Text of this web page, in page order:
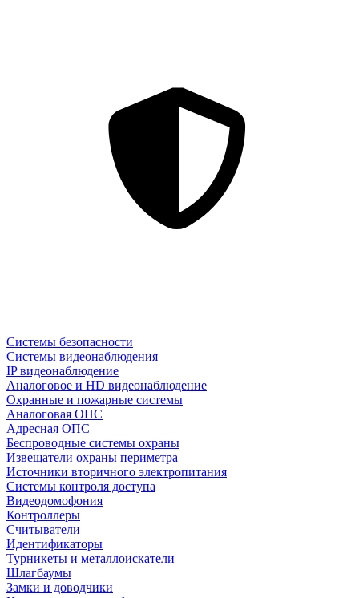
Системы безопасности
Системы видеонаблюдения
IP видеонаблюдение
Аналоговое и HD видеонаблюдение
Охранные и пожарные системы
Аналоговая ОПС
Адресная ОПС
Беспроводные системы охраны
Извещатели охраны периметра
Источники вторичного электропитания
Системы контроля доступа
Видеодомофония
Контроллеры
Считыватели
Идентификаторы
Турникеты и металлоискатели
Шлагбаумы
Замки и доводчики